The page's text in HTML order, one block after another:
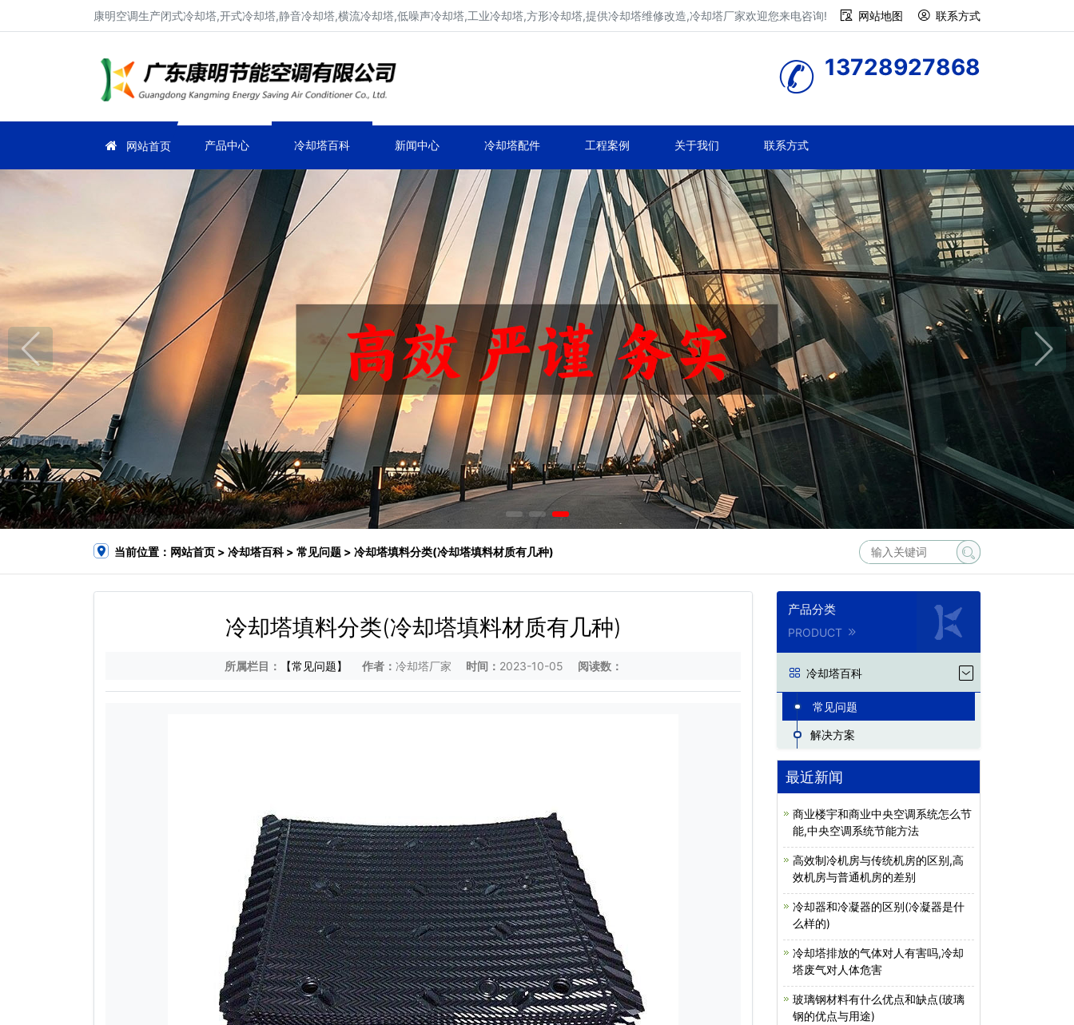
康明空调生产闭式冷却塔,开式冷却塔,静音冷却塔,横流冷却塔,低噪声冷却塔,工业冷却塔,方形冷却塔,提供冷却塔维修改造,冷却塔厂家欢迎您来电咨询! 网站地图 联系方式
13728927868
网站首页 产品中心 冷却塔百科 新闻中心 冷却塔配件 工程案例 关于我们 联系方式
当前位置： 网站首页 > 冷却塔百科> 常见问题 > 冷却塔填料分类(冷却塔填料材质有几种)
冷却塔填料分类(冷却塔填料材质有几种)
所属栏目： 【常见问题】 作者： 冷却塔厂家 时间： 2023-10-05 阅读数：
产品分类
PRODUCT
冷却塔百科
常见问题
解决方案
最近新闻
商业楼宇和商业中央空调系统怎么节
能,中央空调系统节能方法
高效制冷机房与传统机房的区别,高
效机房与普通机房的差别
冷却器和冷凝器的区别(冷凝器是什
么样的)
冷却塔排放的气体对人有害吗,冷却
塔废气对人体危害
玻璃钢材料有什么优点和缺点(玻璃
钢的优点与用途)